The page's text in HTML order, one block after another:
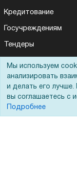
Кредитование
Госучреждениям
Тендеры
ЭДО
Помощь
Мы используем
анализировать
и делать его
вы соглашаетесь с
Подробнее